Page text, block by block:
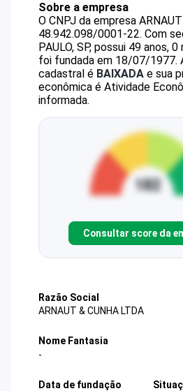
Sobre a empresa
O CNPJ da empresa
48.942.098/0001-22. Com
PAULO, SP, possui 49 anos,
foi fundada em 18/07/1977.
cadastral é BAIXADA e sua
econômica é Atividade
informada.
Consultar score da
Razão Social
ARNAUT & CUNHA LTDA
Nome Fantasia
-
Data de fundação